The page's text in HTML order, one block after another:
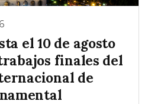
el 10 de agosto
finales del
de